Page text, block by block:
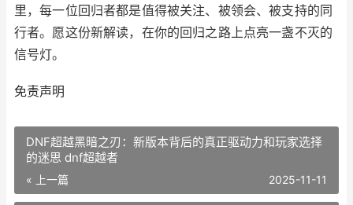
里，每一位回归者都是值得被关注、被领会、被支持的同
行者。愿这份新解读，在你的回归之路上点亮一盏不灭的
信号灯。
免责声明
DNF超越黑暗之刃：新版本背后的真正驱动力和玩家选择
的迷思 dnf超越者
« 上一篇 2025-11-11